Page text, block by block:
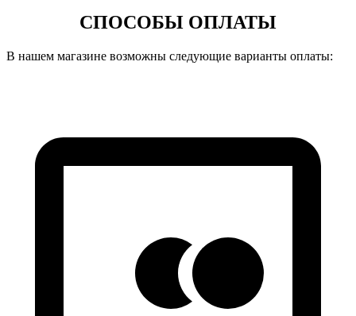
СПОСОБЫ ОПЛАТЫ
В нашем магазине возможны следующие варианты оплаты: